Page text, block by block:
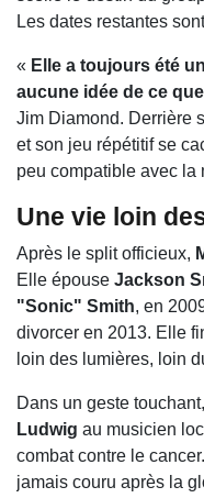
Les dates restantes
« Elle a toujours été
aucune idée de ce
Jim Diamond. Derrière
et son jeu répétitif se
peu compatible avec la
Une vie loin
Après le split officieux,
Elle épouse Jackson
"Sonic" Smith, en
divorcer en 2013. Elle
loin des lumières, loin
Dans un geste
Ludwig au musicien
combat contre le
jamais couru après la